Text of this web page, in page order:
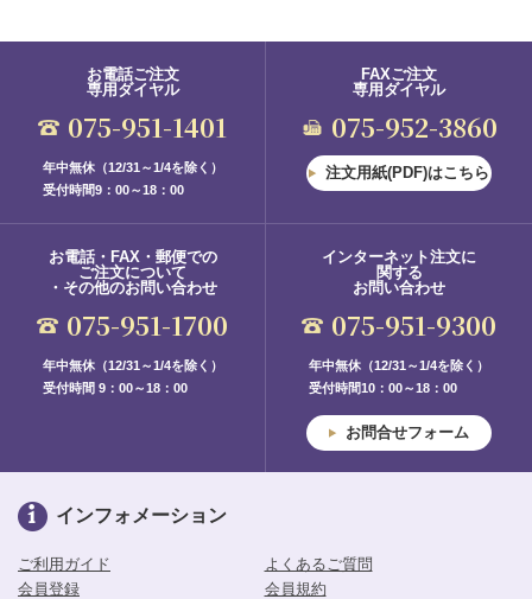
お電話ご注文
専用ダイヤル
075-951-1401
年中無休（12/31～1/4を除く）
受付時間9：00～18：00
FAXご注文
専用ダイヤル
075-952-3860
注文用紙(PDF)はこちら
お電話・FAX・郵便での
ご注文について
・その他のお問い合わせ
075-951-1700
年中無休（12/31～1/4を除く）
受付時間 9：00～18：00
インターネット注文に
関する
お問い合わせ
075-951-9300
年中無休（12/31～1/4を除く）
受付時間10：00～18：00
お問合せフォーム
インフォメーション
ご利用ガイド
よくあるご質問
会員登録
会員規約